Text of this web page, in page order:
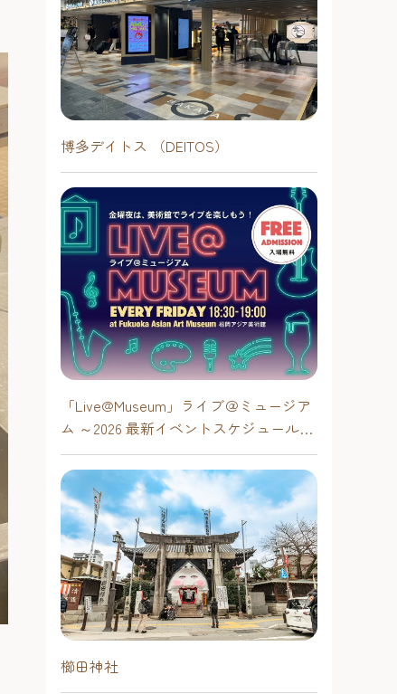
博多デイトス （DEITOS）
「Live@Museum」ライブ＠ミュージア
ム ～2026 最新イベントスケジュール！
【福岡アジア美術館】
櫛田神社